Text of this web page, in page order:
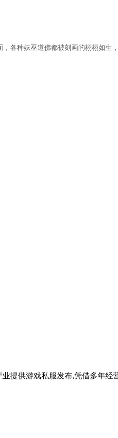
各种妖巫道佛都被刻画的栩栩如生
提供游戏私服发布,凭借多年